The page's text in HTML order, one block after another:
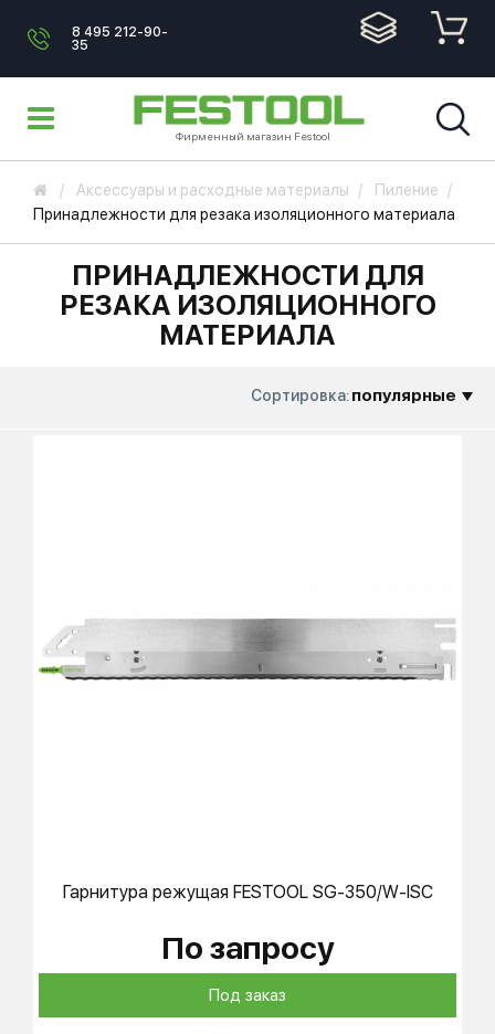
8 495 212-90-
35
Фирменный магазин Festool
Аксессуары и расходные материалы
Пиление
Принадлежности для резака изоляционного материала
ПРИНАДЛЕЖНОСТИ ДЛЯ
РЕЗАКА ИЗОЛЯЦИОННОГО
МАТЕРИАЛА
Сортировка:популярные
Гарнитура режущая FESTOOLSG-350/W-ISC
По запросу
Под заказ